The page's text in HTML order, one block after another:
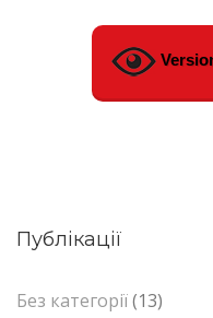
Публікації
Без категорії(13)